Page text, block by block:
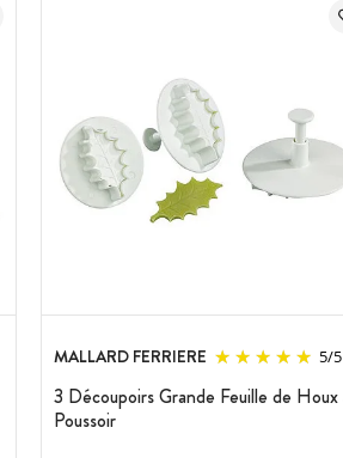
MALLARD FERRIERE 5/5
3 Découpoirs Grande Feuille de Houx
Poussoir